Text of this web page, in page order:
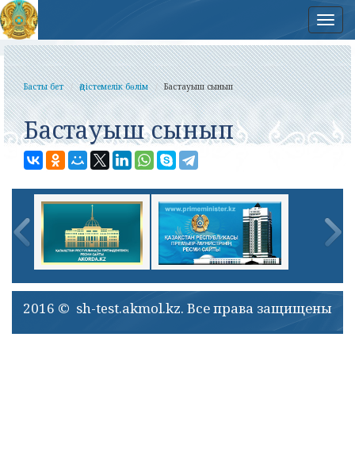
Басты бет Әдістемелік бөлім Бастауыш сынып
Бастауыш сынып
2016 © sh-test.akmol.kz. Все права защищены